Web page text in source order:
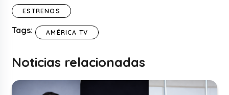
ESTRENOS
Tags: AMÉRICA TV
Noticias relacionadas